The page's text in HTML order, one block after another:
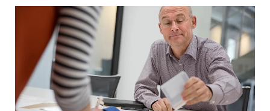
linkedin instagram cookies nl en